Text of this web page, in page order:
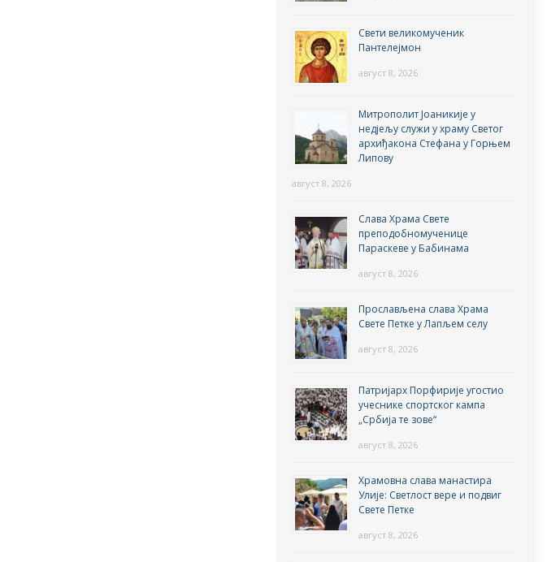
Свети великомученик
Пантелејмон
август 8, 2026
Митрополит Јоаникије у
недјељу служи у храму Светог
архиђакона Стефана у Горњем
Липову
август 8, 2026
Слава Храма Свете
преподобномученице
Параскеве у Бабинама
август 8, 2026
Прослављена слава Храма
Свете Петке у Лапљем селу
август 8, 2026
Патријарх Порфирије угостио
учеснике спортског кампа
„Србија те зове“
август 8, 2026
Храмовна слава манастира
Улије: Светлост вере и подвиг
Свете Петке
август 8, 2026